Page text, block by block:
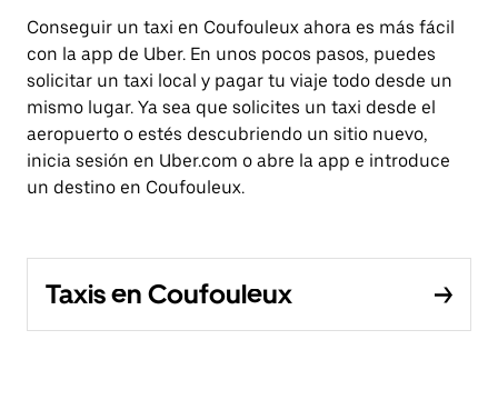
Conseguir un taxi en Coufouleux ahora es más fácil
con la app de Uber. En unos pocos pasos, puedes
solicitar un taxi local y pagar tu viaje todo desde un
mismo lugar. Ya sea que solicites un taxi desde el
aeropuerto o estés descubriendo un sitio nuevo,
inicia sesión en Uber.com o abre la app e introduce
un destino en Coufouleux.
Taxis en Coufouleux